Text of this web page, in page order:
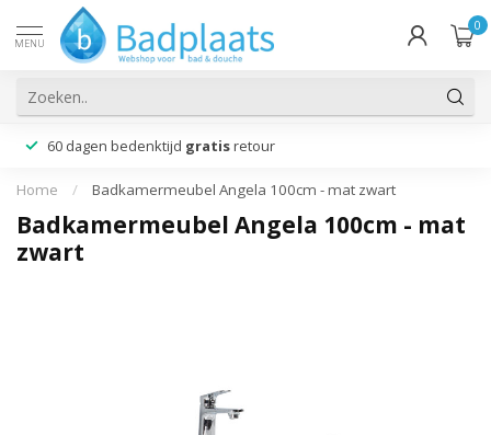
MENU
0
60 dagen bedenktijd gratis retour
Home / Badkamermeubel Angela 100cm - mat zwart
Badkamermeubel Angela 100cm - mat
zwart